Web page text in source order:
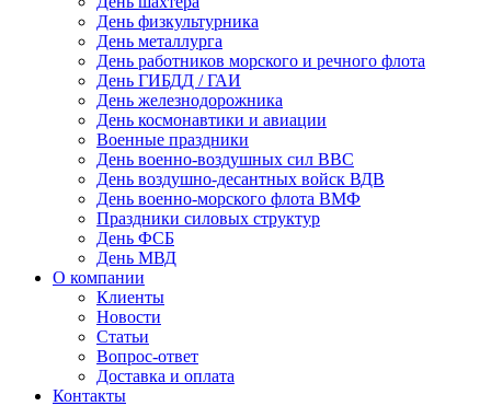
День физкультурника
День металлурга
День работников морского и речного флота
День ГИБДД / ГАИ
День железнодорожника
День космонавтики и авиации
Военные праздники
День военно-воздушных сил ВВС
День воздушно-десантных войск ВДВ
День военно-морского флота ВМФ
Праздники силовых структур
День ФСБ
День МВД
О компании
Клиенты
Новости
Статьи
Вопрос-ответ
Доставка и оплата
Контакты